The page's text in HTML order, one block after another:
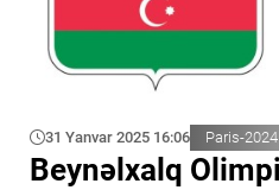
31 Yanvar 2025 16:06 Paris-2024
Beynəlxalq